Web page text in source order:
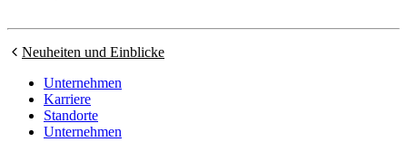
Neuheiten und Einblicke
Unternehmen
Karriere
Standorte
Unternehmen